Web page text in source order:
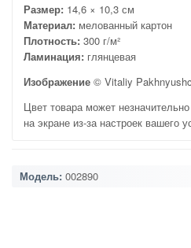
Размер: 14,6 × 10,3 см
Материал: мелованный картон
Плотность: 300 г/м²
Ламинация: глянцевая
Изображение © Vitaliy
Цвет товара может
на экране из-за настроек вашего
Модель: 002890